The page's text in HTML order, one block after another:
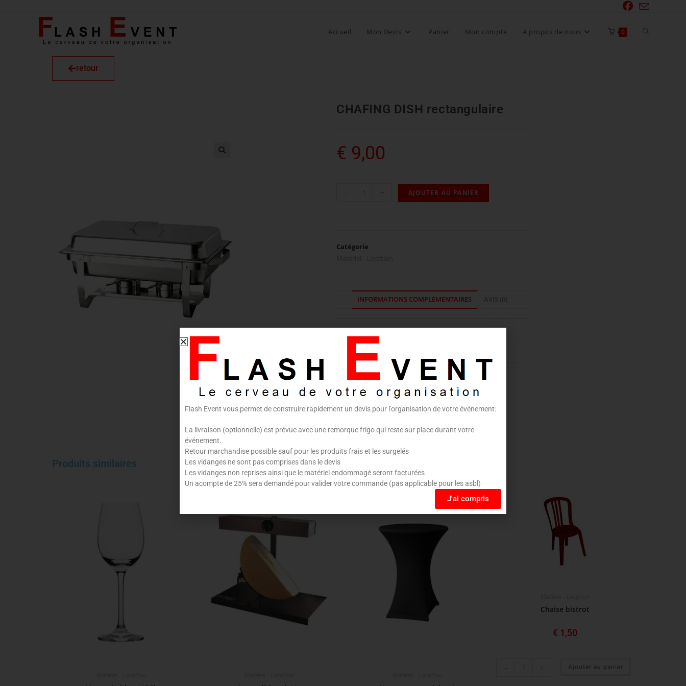
Accueil Mon Devis Panier Mon compte A propos de nous 0
retour
CHAFING DISH rectangulaire
€ 9,00
- + AJOUTER AU PANIER
Catégorie
INFORMATIONS COMPLÉMENTAIRES
Informations complémentaires
CATÉGORIE Equipement
Produits similaires
Chaise bistrot
€ 1,50
- + Ajouter au panier
Flash Event vous permet de construire rapidement un devis pour l’organisation de votre événement:
La livraison (optionnelle) est prévue avec une remorque frigo qui reste sur place durant votre
événement.
Retour marchandise possible sauf pour les produits frais et les surgelés
Les vidanges ne sont pas comprises dans le devis
Les vidanges non reprises ainsi que le matériel endommagé seront facturées
Un acompte de 25% sera demandé pour valider votre commande (pas applicable pour les asbl)
J'ai compris